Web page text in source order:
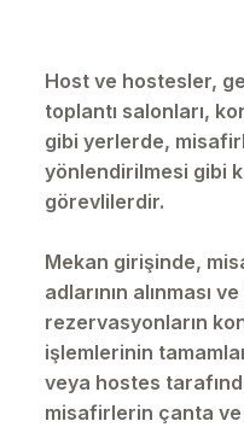
Host ve hostesler,
toplantı salonları,
gibi yerlerde,
yönlendirilmesi gibi
görevlilerdir.
Mekan girişinde,
adlarının alınması
rezervasyonların
işlemlerinin
veya hostes
misafirlerin çanta ve